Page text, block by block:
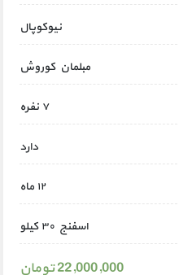
نیوکوپال
مبلمان کوروش
۷ نفره
دارد
۱۲ ماه
اسفنج ۳۰ کیلو
22,000,000 تومان